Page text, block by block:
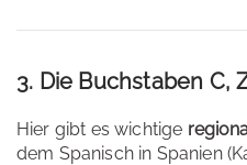
3. Die Buchstaben C,
Hier gibt es wichtige
dem Spanisch in Spanien